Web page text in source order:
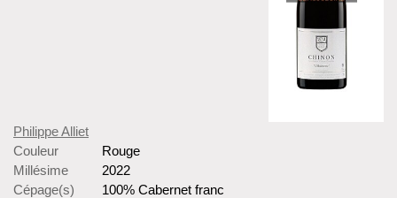
Philippe Alliet
Couleur
Rouge
Millésime
2022
Cépage(s)
100% Cabernet franc